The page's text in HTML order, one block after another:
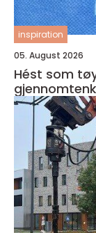
inspiration
05. August 2026
Hést som